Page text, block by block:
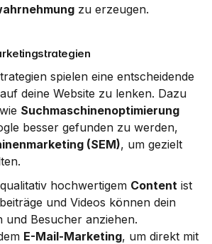
zu erzeugen.
spielen eine entscheidende
auf deine Website zu lenken. Dazu
Suchmaschinenoptimierung
besser gefunden zu werden,
(SEM), um gezielt
hochwertigem Content ist
und Videos können dein
und Besucher anziehen.
E-Mail-Marketing, um direkt mit